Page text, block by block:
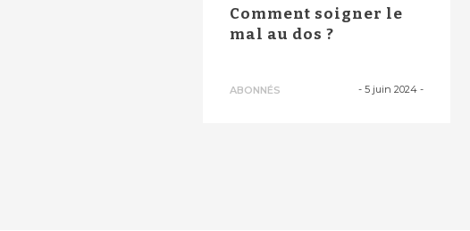
Comment soigner le
mal au dos ?
ABONNÉS - 5 juin 2024-